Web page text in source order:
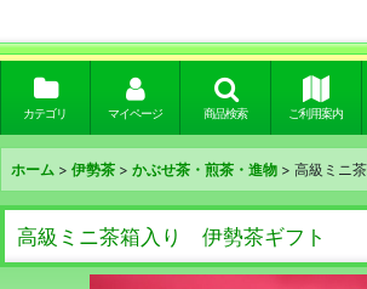
カテゴリ マイページ 商品検索 ご利用案内
ホーム > 伊勢茶 > かぶせ茶・煎茶・進物 > 高級ミニ
高級ミニ茶箱入り 伊勢茶ギフト